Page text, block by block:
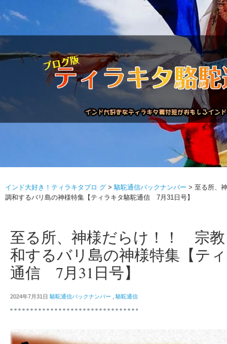
駱駝通信バックナンバー インドが大好き!! 商品につい
インド大好き！ティラキタブロ グ >駱駝通信バックナンバー > 至る所、
調和するバリ島の神様特集【ティラキタ駱駝通信 7月31日号】
至る所、神様だらけ！！ 宗
和するバリ島の神様特集【テ
通信 7月31日号】
2024年7月31日 駱駝通信バックナンバー 駱駝通信